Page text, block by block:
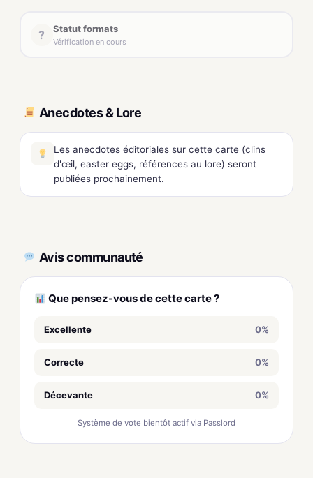
? Statut formats
Vérification en cours
Anecdotes & Lore
Les anecdotes éditoriales sur cette carte (clins
d'œil, easter eggs, références au lore) seront
publiées prochainement.
Avis communauté
Que pensez-vous de cette carte ?
Excellente 0%
Correcte 0%
Décevante 0%
Système de vote bientôt actif via Passlord